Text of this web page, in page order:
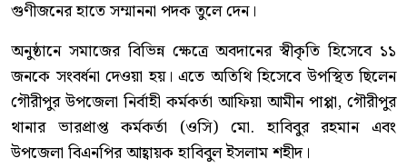
গুণীজনের হাতে সম্মাননা পদক তুলে দেন।
অনুষ্ঠানে সমাজের বিভিন্ন ক্ষেত্রে অবদানের স্বীকৃতি হিসেবে ১১
জনকে সংবর্ধনা দেওয়া হয়। এতে অতিথি হিসেবে উপস্থিত ছিলেন
গৌরীপুর উপজেলা নির্বাহী কর্মকর্তা আফিয়া আমীন পাপ্পা, গৌরীপুর
থানার ভারপ্রাপ্ত কর্মকর্তা (ওসি) মো. হাবিবুর রহমান এবং
উপজেলা বিএনপির আহ্বায়ক হাবিবুল ইসলাম শহীদ।